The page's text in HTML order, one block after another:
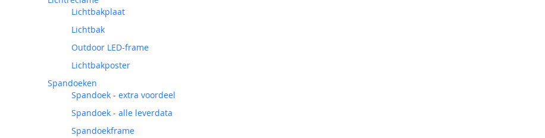
Lichtbakplaat
Lichtbak
Outdoor LED-frame
Lichtbakposter
Spandoeken
Spandoek - extra voordeel
Spandoek - alle leverdata
Spandoekframe